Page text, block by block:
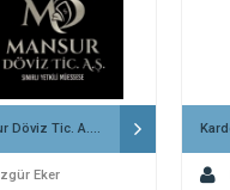
Mansur Döviz Tic. A.Ş. İskenderun
Eker